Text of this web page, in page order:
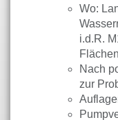
Wo:
i.d.R.
Flächen
Nach
zur